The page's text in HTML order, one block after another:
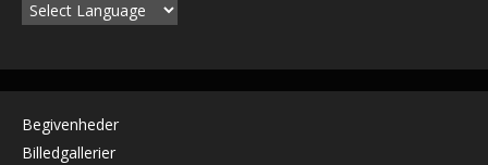
Begivenheder
Billedgallerier